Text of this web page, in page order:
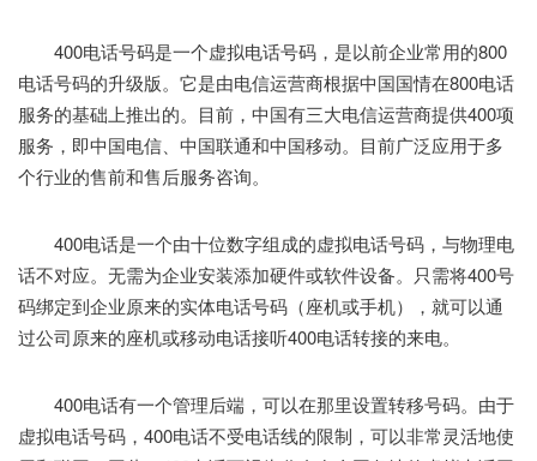
400电话号码是一个虚拟电话号码，是以前企业常用的800
电话号码的升级版。它是由电信运营商根据中国国情在800电话
服务的基础上推出的。目前，中国有三大电信运营商提供400项
服务，即中国电信、中国联通和中国移动。目前广泛应用于多
个行业的售前和售后服务咨询。
400电话是一个由十位数字组成的虚拟电话号码，与物理电
话不对应。无需为企业安装添加硬件或软件设备。只需将400号
码绑定到企业原来的实体电话号码（座机或手机），就可以通
过公司原来的座机或移动电话接听400电话转接的来电。
400电话有一个管理后端，可以在那里设置转移号码。由于
虚拟电话号码，400电话不受电话线的限制，可以非常灵活地使